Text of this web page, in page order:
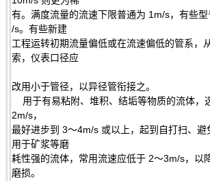
有。满度流量的流速下限普通为 1m/s，有些
/s。有些新建
工程运转初期流量偏低或在流速偏低的管系，
索，仪表口径应
改用小于管径，以异径管衔接之。
用于有易粘附、堆积、结垢等物质的流体，
2m/s，
最好进步到 3～4m/s 或以上，起到自打扫、避
用于矿浆等磨
耗性强的流体，常用流速应低于 2～3m/s，以
磨损。